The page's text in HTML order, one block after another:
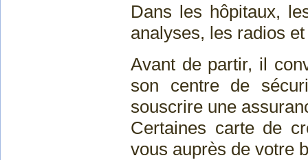
Dans les hôpitaux,
analyses, les radios
Avant de partir, il
son centre de
souscrire une
Certaines carte de
vous auprès de votre